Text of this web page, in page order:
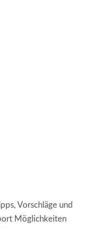
Vorschläge und
Möglichkeiten